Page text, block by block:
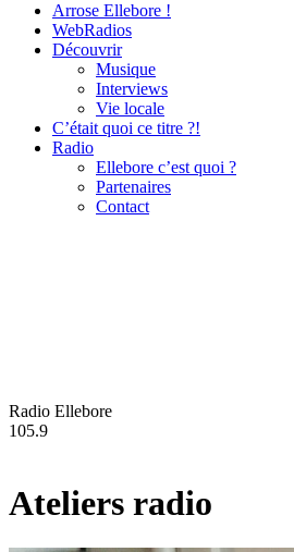
Arrose Ellebore !
WebRadios
Découvrir
Musique
Interviews
Vie locale
C’était quoi ce titre ?!
Radio
Ellebore c’est quoi ?
Partenaires
Contact
Radio Ellebore
105.9
Ateliers radio